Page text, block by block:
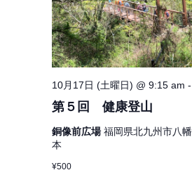
第５回 健康登山
10月17日 (土曜日) @ 9:15 am -
銅像前広場福岡県北九州市八
本
¥500